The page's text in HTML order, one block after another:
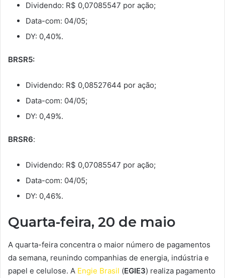
Dividendo: R$ 0,07085547 por ação;
Data-com: 04/05;
DY: 0,40%.
BRSR5:
Dividendo: R$ 0,08527644 por ação;
Data-com: 04/05;
DY: 0,49%.
BRSR6:
Dividendo: R$ 0,07085547 por ação;
Data-com: 04/05;
DY: 0,46%.
Quarta-feira, 20 de maio
A quarta-feira concentra o maior número de pagamentos
da semana, reunindo companhias de energia, indústria e
papel e celulose. A Engie Brasil (EGIE3) realiza pagamento